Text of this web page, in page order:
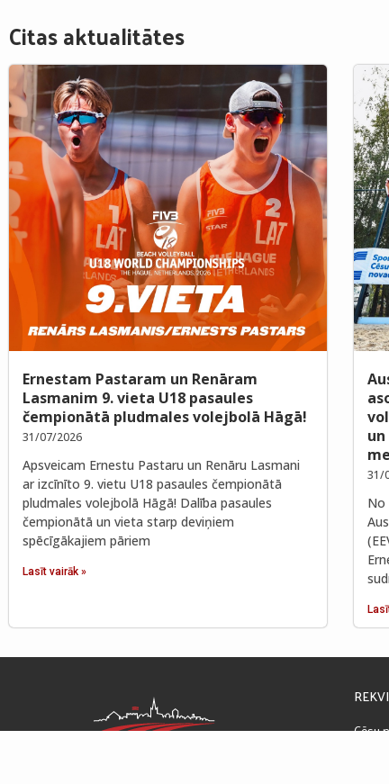
Citas aktualitātes
Ernestam Pastaram un Renāram
Lasmanim 9. vieta U18 pasaules
čempionātā pludmales volejbolā Hāgā!
31/07/2026
Apsveicam Ernestu Pastaru un Renāru Lasmani
ar izcīnīto 9. vietu U18 pasaules čempionātā
pludmales volejbolā Hāgā! Dalība pasaules
čempionātā un vieta starp deviņiem
spēcīgākajiem pāriem
Lasīt vairāk »
31/
No
Cēsu